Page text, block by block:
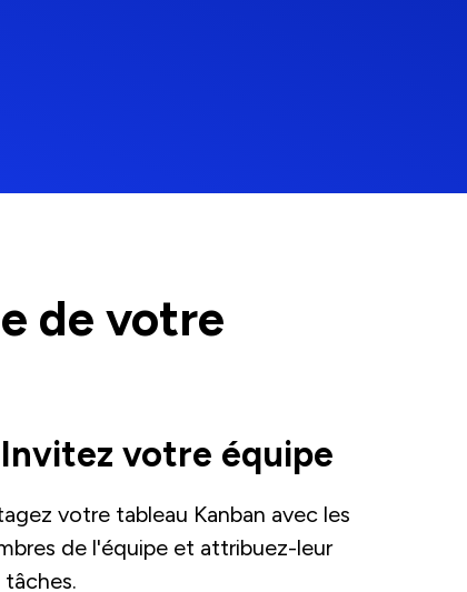
de votre
votre équipe
votre tableau Kanban avec les
de l'équipe et attribuez-leur
tâches.